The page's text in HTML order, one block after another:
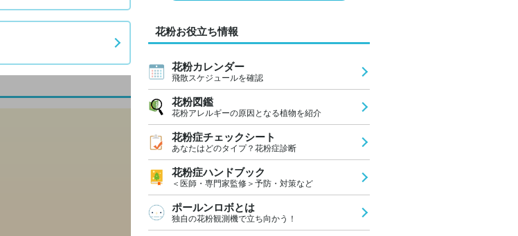
花粉お役立ち情報
花粉カレンダー
飛散スケジュールを確認
花粉図鑑
花粉アレルギーの原因となる植物を紹介
花粉症チェックシート
あなたはどのタイプ？花粉症診断
花粉症ハンドブック
＜医師・専門家監修＞予防・対策など
ポールンロボとは
独自の花粉観測機で立ち向かう！